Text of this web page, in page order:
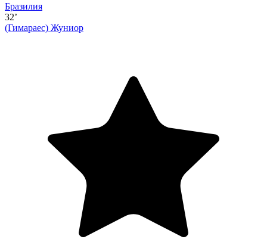
Бразилия
32’
(Гимараес) Жуниор